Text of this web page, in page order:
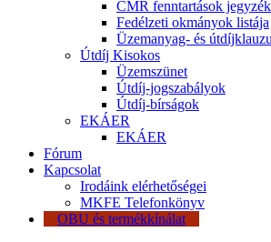
CMR fenntartások
Fedélzeti okmányok listája
Üzemanyag- és
Útdíj Kisokos
Üzemszünet
Útdíj-jogszabályok
Útdíj-bírságok
EKÁER
EKÁER
Fórum
Kapcsolat
Irodáink elérhetőségei
MKFE Telefonkönyv
OBU és termékkínálat